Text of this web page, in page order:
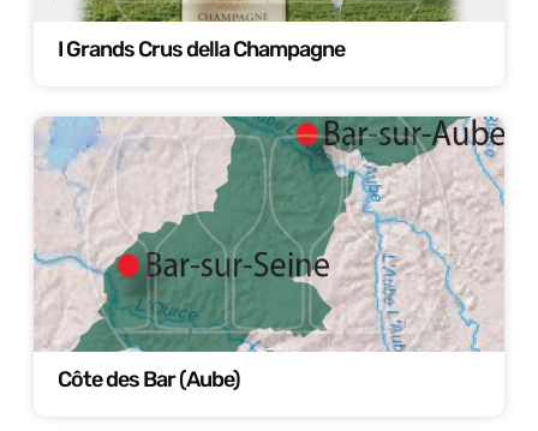
I Grands Crus della Champagne
Côte des Bar (Aube)